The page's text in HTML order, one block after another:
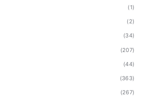
(1)
(2)
(34)
(207)
(44)
(363)
(267)